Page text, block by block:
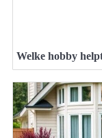
Welke hobby